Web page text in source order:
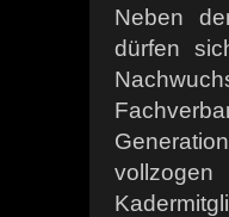
Neben
dürfen